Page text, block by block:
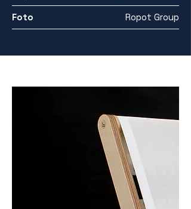
Foto Ropot Group